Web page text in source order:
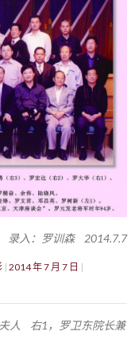
录入：罗训森 2014.7.7
2014 年 7 月 7 日
人 右1，罗卫东院长兼